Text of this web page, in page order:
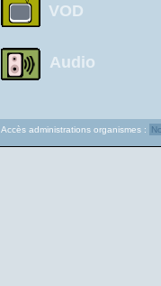
VOD
Audio
Accès administrations organismes :